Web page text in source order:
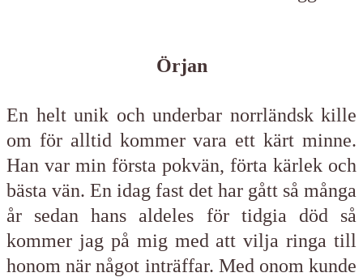
Örjan
En helt unik och underbar norrländsk kille
om för alltid kommer vara ett kärt minne.
Han var min första pokvän, förta kärlek och
bästa vän. En idag fast det har gått så många
år sedan hans aldeles för tidgia död så
kommer jag på mig med att vilja ringa till
honom när något inträffar. Med onom kunde